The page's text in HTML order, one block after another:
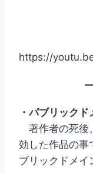
https://
・パブリックド
著作者の死後
効した作品の事
ブリックドメイ